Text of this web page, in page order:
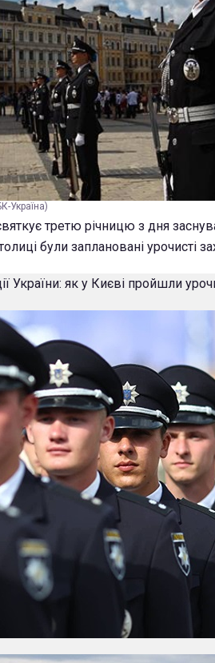
Україна)
третю річницю з дня
були заплановані урочисті